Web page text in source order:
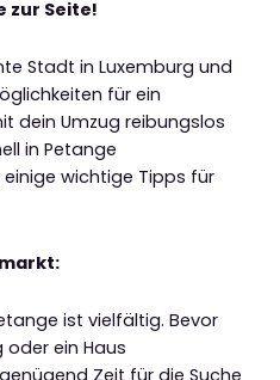
zur Seite!
Stadt in Luxemburg und
für ein
dein Umzug reibungslos
in Petange
wichtige Tipps für
ist vielfältig. Bevor
ein Haus